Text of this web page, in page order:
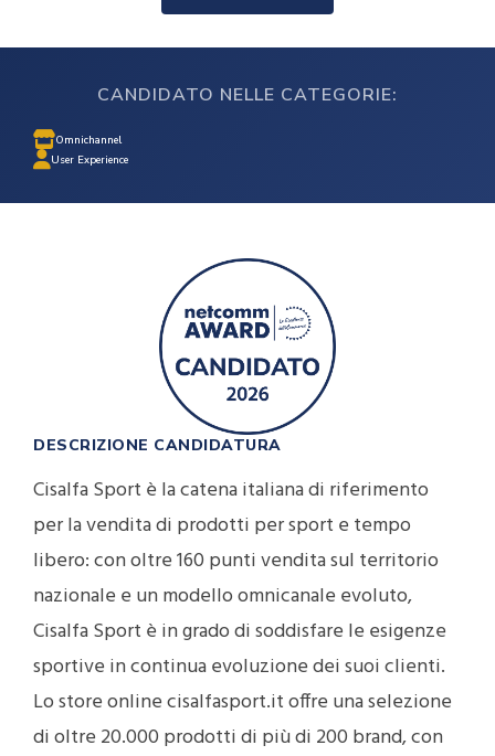
CANDIDATO NELLE CATEGORIE:
Omnichannel
User Experience
DESCRIZIONE CANDIDATURA
Cisalfa Sport è la catena italiana di riferimento
per la vendita di prodotti per sport e tempo
libero: con oltre 160 punti vendita sul territorio
nazionale e un modello omnicanale evoluto,
Cisalfa Sport è in grado di soddisfare le esigenze
sportive in continua evoluzione dei suoi clienti.
Lo store online cisalfasport.it offre una selezione
di oltre 20.000 prodotti di più di 200 brand, con